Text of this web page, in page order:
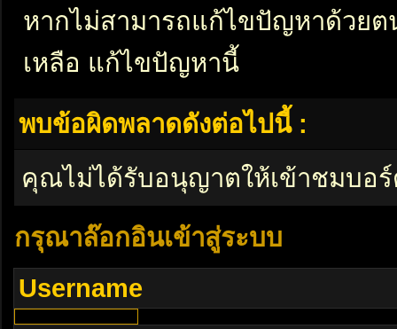
หากไม่สามารถแก้ไขปัญหาด้วย
เหลือ แก้ไขปัญหานี้
พบข้อผิดพลาดดังต่อไปนี้ :
คุณไม่ได้รับอนุญาตให้เข้าชมบอ
กรุณาล๊อกอินเข้าสู่ระบบ
Username